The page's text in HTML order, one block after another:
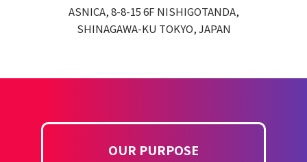
ASNICA, 8-8-15 6F NISHIGOTANDA,
SHINAGAWA-KU TOKYO, JAPAN
OUR PURPOSE